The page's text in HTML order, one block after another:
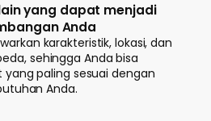
yang dapat menjadi
Anda
karakteristik, lokasi, dan
sehingga Anda bisa
paling sesuai dengan
Anda.